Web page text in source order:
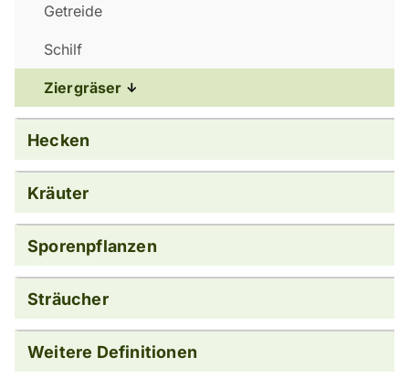
Getreide
Schilf
Ziergräser
Hecken
Kräuter
Sporenpflanzen
Sträucher
Weitere Definitionen